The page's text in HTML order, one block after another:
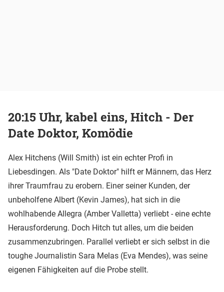
20:15 Uhr, kabel eins, Hitch - Der
Date Doktor, Komödie
Alex Hitchens (Will Smith) ist ein echter Profi in
Liebesdingen. Als "Date Doktor" hilft er Männern, das Herz
ihrer Traumfrau zu erobern. Einer seiner Kunden, der
unbeholfene Albert (Kevin James), hat sich in die
wohlhabende Allegra (Amber Valletta) verliebt - eine echte
Herausforderung. Doch Hitch tut alles, um die beiden
zusammenzubringen. Parallel verliebt er sich selbst in die
toughe Journalistin Sara Melas (Eva Mendes), was seine
eigenen Fähigkeiten auf die Probe stellt.